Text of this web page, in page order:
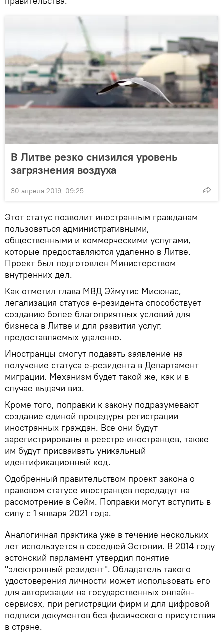
В Литве резко снизился уровень
загрязнения воздуха
30 апреля 2019, 09:25
Этот статус позволит иностранным гражданам
пользоваться административными,
общественными и коммерческими услугами,
которые предоставляются удаленно в Литве.
Проект был подготовлен Министерством
внутренних дел.
Как отметил глава МВД Эймутис Мисюнас,
легализация статуса e-резидента способствует
созданию более благоприятных условий для
бизнеса в Литве и для развития услуг,
предоставляемых удаленно.
Иностранцы смогут подавать заявление на
получение статуса e-резидента в Департамент
миграции. Механизм будет такой же, как и в
случае выдачи виз.
Кроме того, поправки к закону подразумевают
создание единой процедуры регистрации
иностранных граждан. Все они будут
зарегистрированы в реестре иностранцев, также
им будут присваивать уникальный
идентификационный код.
Одобренный правительством проект закона о
правовом статусе иностранцев передадут на
рассмотрение в Сейм. Поправки могут вступить в
силу с 1 января 2021 года.
Аналогичная практика уже в течение нескольких
лет используется в соседней Эстонии. В 2014 году
эстонский парламент утвердил понятие
"электронный резидент". Обладатель такого
удостоверения личности может использовать его
для авторизации на государственных онлайн-
сервисах, при регистрации фирм и для цифровой
подписи документов без физического присутствия
в стране.